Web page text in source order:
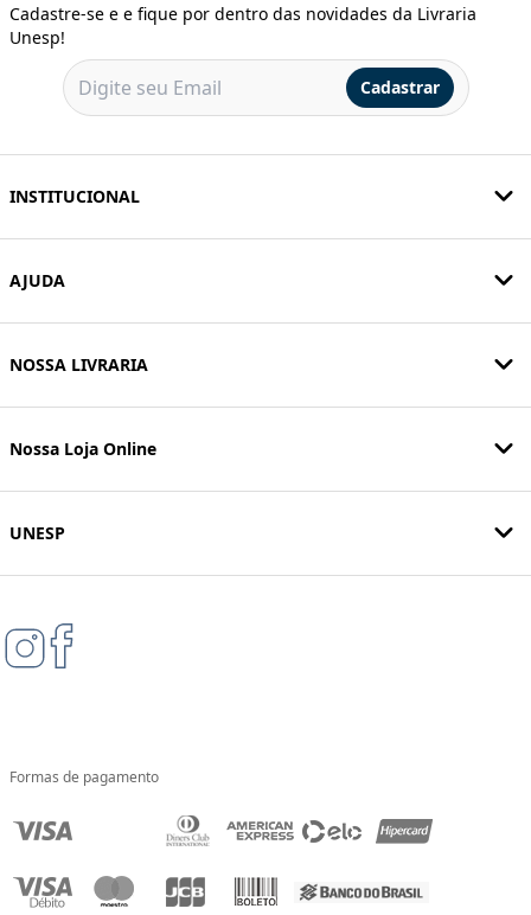
Cadastre-se e e fique por dentro das novidades da Livraria
Unesp!
Cadastrar
INSTITUCIONAL
AJUDA
NOSSA LIVRARIA
Nossa Loja Online
UNESP
Formas de pagamento